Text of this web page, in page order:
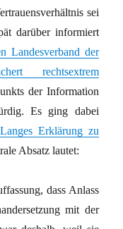
sei
darüber informiert
Landesverband der
rechtsextrem
der Information
Es ging dabei
Langes Erklärung zu
Absatz lautet:
dass Anlass
mit der